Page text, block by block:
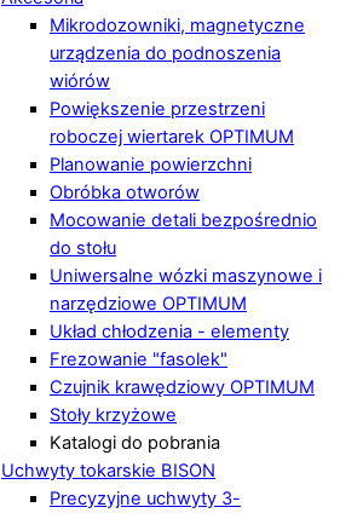
Mikrodozowniki, magnetyczne
urządzenia do podnoszenia
wiórów
Powiększenie przestrzeni
roboczej wiertarek OPTIMUM
Planowanie powierzchni
Obróbka otworów
Mocowanie detali bezpośrednio
do stołu
Uniwersalne wózki maszynowe i
narzędziowe OPTIMUM
Układ chłodzenia - elementy
Frezowanie "fasolek"
Czujnik krawędziowy OPTIMUM
Stoły krzyżowe
Katalogi do pobrania
Uchwyty tokarskie BISON
Precyzyjne uchwyty 3-